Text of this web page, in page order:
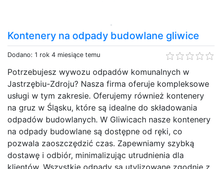
Kontenery na odpady budowlane gliwice
Dodano: 1 rok 4 miesiące temu
Potrzebujesz wywozu odpadów komunalnych w
Jastrzębiu-Zdroju? Nasza firma oferuje kompleksowe
usługi w tym zakresie. Oferujemy również kontenery
na gruz w Śląsku, które są idealne do składowania
odpadów budowlanych. W Gliwicach nasze kontenery
na odpady budowlane są dostępne od ręki, co
pozwala zaoszczędzić czas. Zapewniamy szybką
dostawę i odbiór, minimalizując utrudnienia dla
klientów. Wszystkie odpady są utylizowane zgodnie z